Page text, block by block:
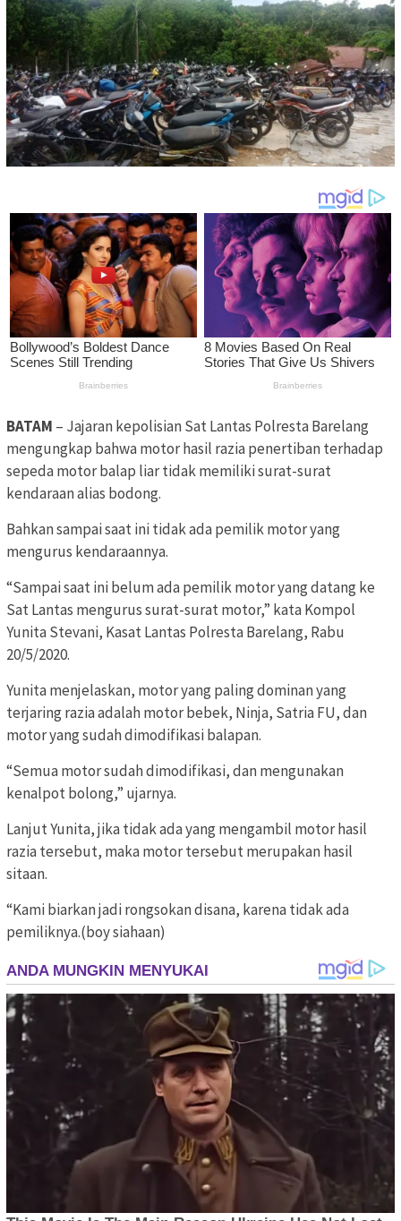
BATAM – Jajaran kepolisian Sat Lantas Polresta Barelang
mengungkap bahwa motor hasil razia penertiban terhadap
sepeda motor balap liar tidak memiliki surat-surat
kendaraan alias bodong.
Bahkan sampai saat ini tidak ada pemilik motor yang
mengurus kendaraannya.
“Sampai saat ini belum ada pemilik motor yang datang ke
Sat Lantas mengurus surat-surat motor,” kata Kompol
Yunita Stevani, Kasat Lantas Polresta Barelang, Rabu
20/5/2020.
Yunita menjelaskan, motor yang paling dominan yang
terjaring razia adalah motor bebek, Ninja, Satria FU, dan
motor yang sudah dimodifikasi balapan.
“Semua motor sudah dimodifikasi, dan mengunakan
kenalpot bolong,” ujarnya.
Lanjut Yunita, jika tidak ada yang mengambil motor hasil
razia tersebut, maka motor tersebut merupakan hasil
sitaan.
“Kami biarkan jadi rongsokan disana, karena tidak ada
pemiliknya.(boy siahaan)